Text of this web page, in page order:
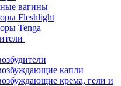
вагины
Fleshlight
Tenga
капли
крема, гели и